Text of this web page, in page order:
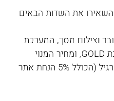
את השדות הבאים
וצילום מסך, המערכת
לא תזהה את זכאותו להטבת GOLD, ומחיר המנוי
יחושב לפי מחירון האתר הרגיל (הכולל 5% הנחת אתר